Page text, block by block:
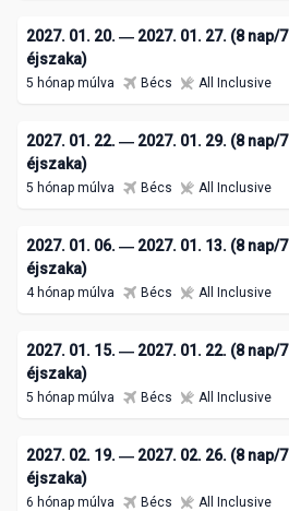
2027. 01. 20. ― 2027. 01. 27. (8 nap/7
éjszaka)
5 hónap múlva Bécs All Inclusive
2027. 01. 22. ― 2027. 01. 29. (8 nap/7
éjszaka)
5 hónap múlva Bécs All Inclusive
2027. 01. 06. ― 2027. 01. 13. (8 nap/7
éjszaka)
4 hónap múlva Bécs All Inclusive
2027. 01. 15. ― 2027. 01. 22. (8 nap/7
éjszaka)
5 hónap múlva Bécs All Inclusive
2027. 02. 19. ― 2027. 02. 26. (8 nap/7
éjszaka)
6 hónap múlva Bécs All Inclusive